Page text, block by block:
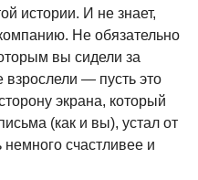
истории. И не знает,
Не обязательно
вы сидели за
взрослели — пусть это
экрана, который
(как и вы), устал от
счастливее и